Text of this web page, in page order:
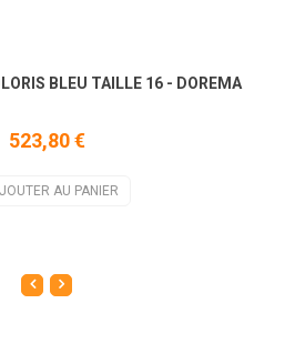
BLEU TAILLE 16 - DOREMA
523,80 €
AU PANIER